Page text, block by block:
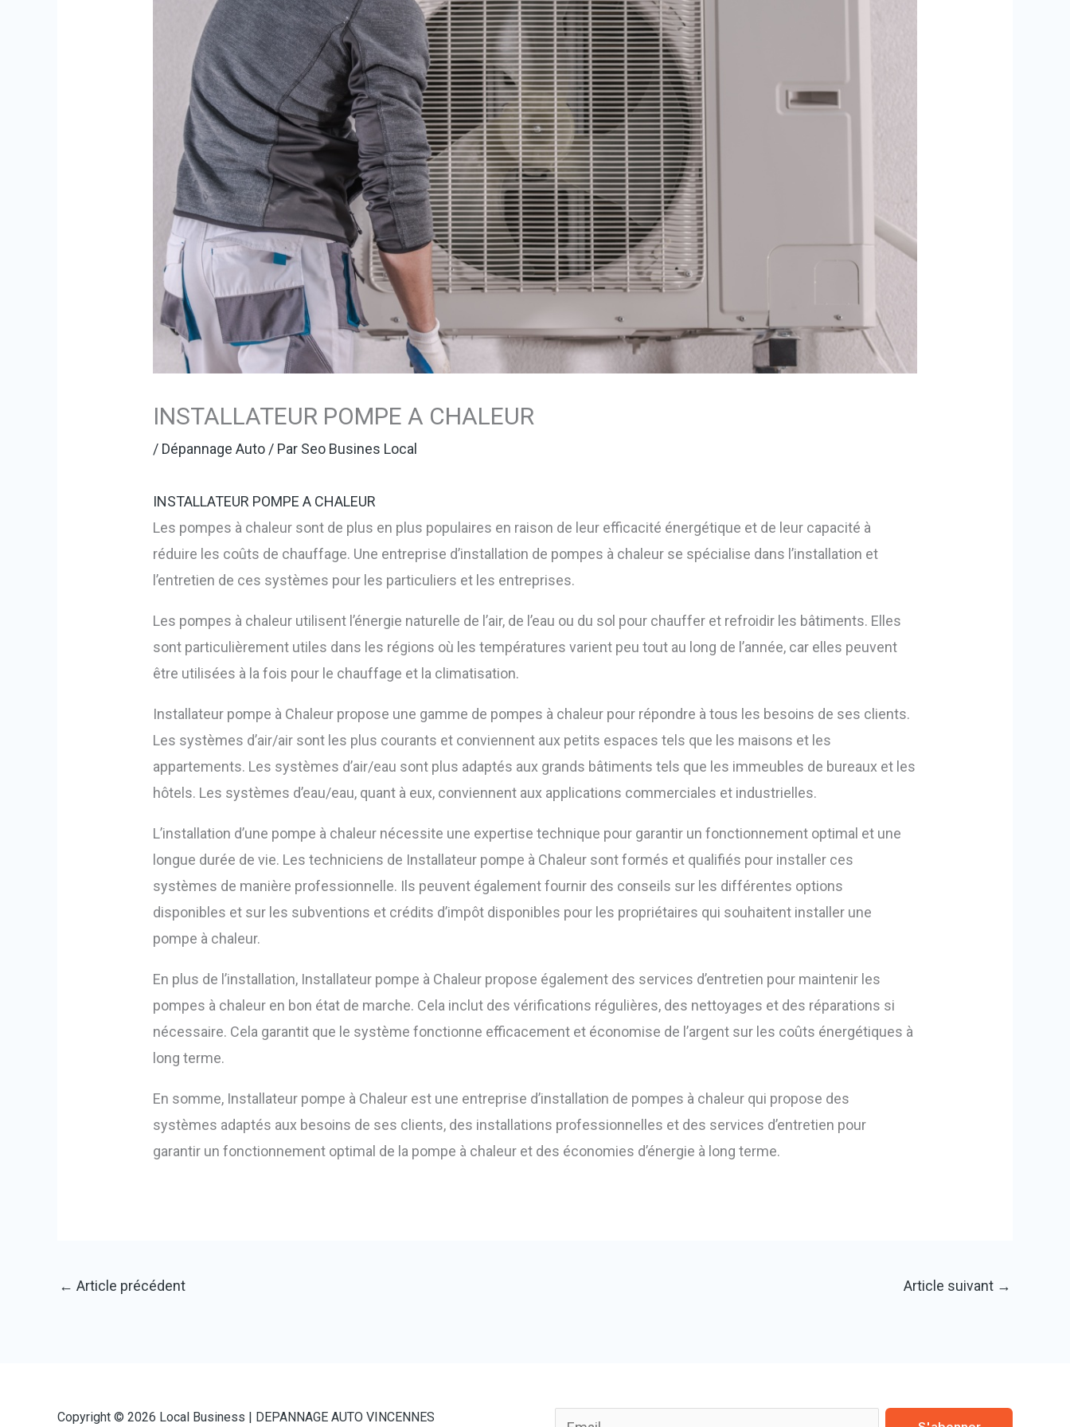
INSTALLATEUR POMPE A CHALEUR
/ Dépannage Auto / Par Seo Busines Local
INSTALLATEUR POMPE A CHALEUR
Les pompes à chaleur sont de plus en plus populaires en raison de leur efficacité énergétique et de leur capacité à
réduire les coûts de chauffage. Une entreprise d’installation de pompes à chaleur se spécialise dans l’installation et
l’entretien de ces systèmes pour les particuliers et les entreprises.
Les pompes à chaleur utilisent l’énergie naturelle de l’air, de l’eau ou du sol pour chauffer et refroidir les bâtiments. Elles
sont particulièrement utiles dans les régions où les températures varient peu tout au long de l’année, car elles peuvent
être utilisées à la fois pour le chauffage et la climatisation.
Installateur pompe à Chaleur propose une gamme de pompes à chaleur pour répondre à tous les besoins de ses clients.
Les systèmes d’air/air sont les plus courants et conviennent aux petits espaces tels que les maisons et les
appartements. Les systèmes d’air/eau sont plus adaptés aux grands bâtiments tels que les immeubles de bureaux et les
hôtels. Les systèmes d’eau/eau, quant à eux, conviennent aux applications commerciales et industrielles.
L’installation d’une pompe à chaleur nécessite une expertise technique pour garantir un fonctionnement optimal et une
longue durée de vie. Les techniciens de Installateur pompe à Chaleur sont formés et qualifiés pour installer ces
systèmes de manière professionnelle. Ils peuvent également fournir des conseils sur les différentes options
disponibles et sur les subventions et crédits d’impôt disponibles pour les propriétaires qui souhaitent installer une
pompe à chaleur.
En plus de l’installation, Installateur pompe à Chaleur propose également des services d’entretien pour maintenir les
pompes à chaleur en bon état de marche. Cela inclut des vérifications régulières, des nettoyages et des réparations si
nécessaire. Cela garantit que le système fonctionne efficacement et économise de l’argent sur les coûts énergétiques à
long terme.
En somme, Installateur pompe à Chaleur est une entreprise d’installation de pompes à chaleur qui propose des
systèmes adaptés aux besoins de ses clients, des installations professionnelles et des services d’entretien pour
garantir un fonctionnement optimal de la pompe à chaleur et des économies d’énergie à long terme.
← Article précédent Article suivant →
Copyright © 2026 Local Business | DEPANNAGE AUTO VINCENNES